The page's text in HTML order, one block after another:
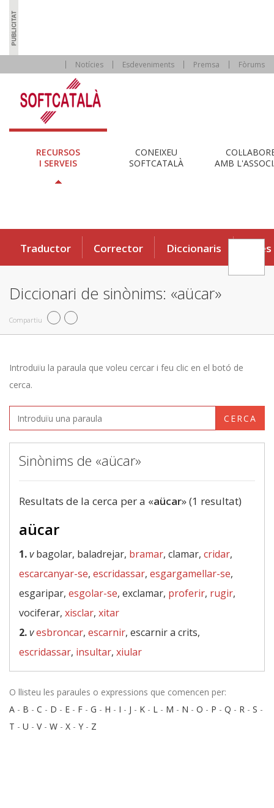
Notícies Esdeveniments Premsa Fòrums
RECURSOS
I SERVEIS
CONEIXEU
SOFTCATALÀ
AMB
Traductor Corrector Diccionaris Eines
Diccionari de sinònims: «aücar»
Compartiu
Introduïu la paraula que voleu cercar i feu clic en el botó de
cerca.
CERCA
Sinònims de «aücar»
Resultats de la cerca per a «aücar» (1 resultat)
aücar
1.vbagolar, baladrejar, bramar, clamar, cridar,
escarcanyar-se, escridassar, esgargamellar-se,
esgaripar, esgolar-se, exclamar, proferir, rugir,
vociferar, xisclar, xitar
2.vesbroncar, escarnir, escarnir a crits,
escridassar, insultar, xiular
O llisteu les paraules o expressions que comencen per:
A - B - C - D - E - F - G - H - I - J - K - L - M - N - O - P - Q - R - S -
T - U - V- W - X - Y - Z